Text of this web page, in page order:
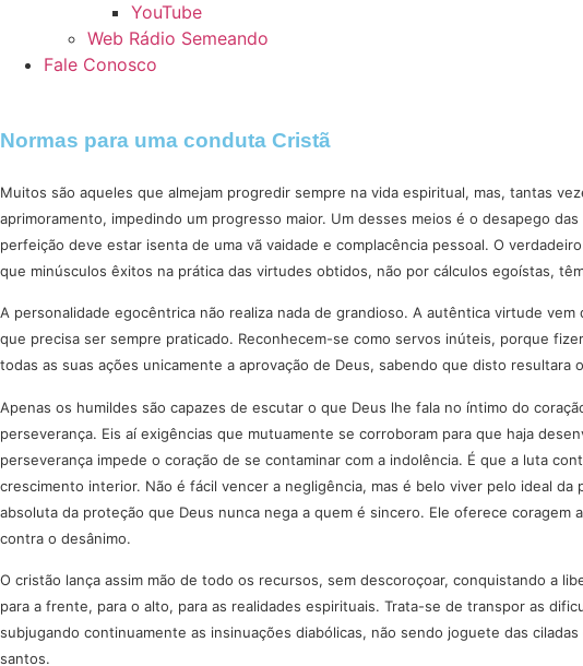
YouTube
Web Rádio Semeando
Fale Conosco
Normas para uma conduta Cristã
Muitos são aqueles que almejam progredir sempre na vida espiritual, mas, tantas
aprimoramento, impedindo um progresso maior. Um desses meios é o desapego
perfeição deve estar isenta de uma vã vaidade e complacência pessoal. O
que minúsculos êxitos na prática das virtudes obtidos, não por cálculos egoístas,
A personalidade egocêntrica não realiza nada de grandioso. A autêntica virtude
que precisa ser sempre praticado. Reconhecem-se como servos inúteis, porque
todas as suas ações unicamente a aprovação de Deus, sabendo que disto
Apenas os humildes são capazes de escutar o que Deus lhe fala no íntimo do
perseverança. Eis aí exigências que mutuamente se corroboram para que haja
perseverança impede o coração de se contaminar com a indolência. É que a luta
crescimento interior. Não é fácil vencer a negligência, mas é belo viver pelo ideal
absoluta da proteção que Deus nunca nega a quem é sincero. Ele oferece
contra o desânimo.
O cristão lança assim mão de todo os recursos, sem descoroçoar, conquistando a
para a frente, para o alto, para as realidades espirituais. Trata-se de transpor as
subjugando continuamente as insinuações diabólicas, não sendo joguete das
santos.